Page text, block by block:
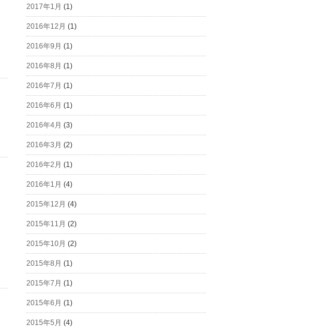
2017年1月 (1)
2016年12月 (1)
2016年9月 (1)
2016年8月 (1)
2016年7月 (1)
2016年6月 (1)
2016年4月 (3)
2016年3月 (2)
2016年2月 (1)
2016年1月 (4)
2015年12月 (4)
2015年11月 (2)
2015年10月 (2)
2015年8月 (1)
2015年7月 (1)
2015年6月 (1)
2015年5月 (4)